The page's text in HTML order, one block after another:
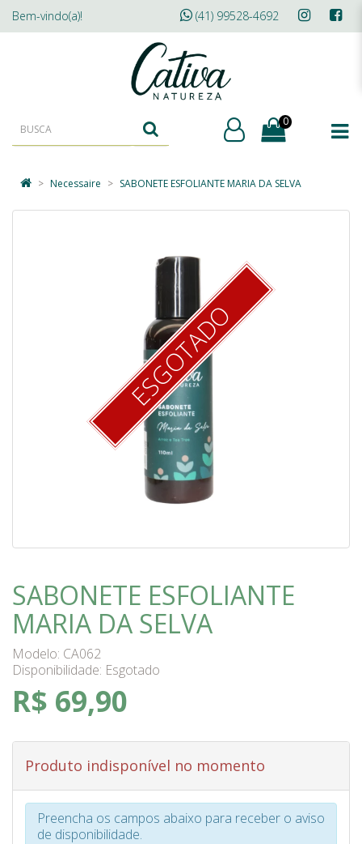
Bem-vindo(a)! (41) 99528-4692
0
Necessaire SABONETE ESFOLIANTE MARIA DA SELVA
ESGOTADO
SABONETE ESFOLIANTE
MARIA DA SELVA
Modelo: CA062
Disponibilidade: Esgotado
R$ 69,90
Produto indisponível no momento
Preencha os campos abaixo para receber o aviso
de disponibilidade.